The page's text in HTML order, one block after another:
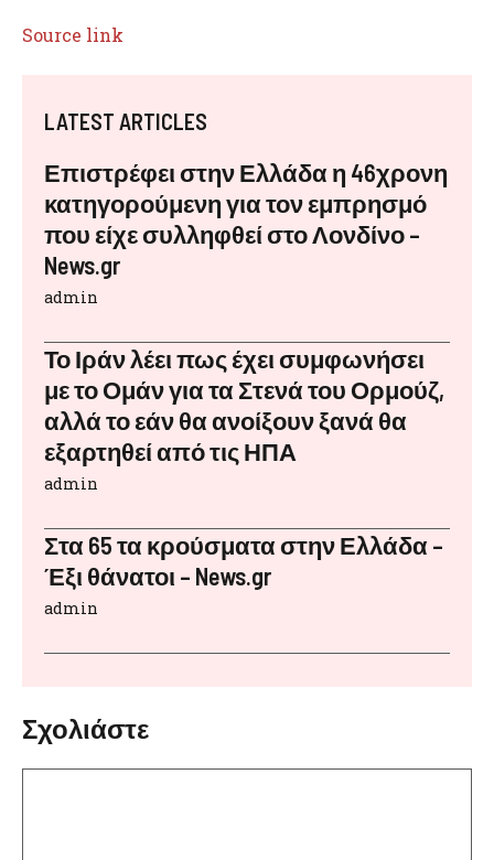
Source link
LATEST ARTICLES
Επιστρέφει στην Ελλάδα η 46χρονη
κατηγορούμενη για τον εμπρησμό
που είχε συλληφθεί στο Λονδίνο –
News.gr
admin
Το Ιράν λέει πως έχει συμφωνήσει
με το Ομάν για τα Στενά του Ορμούζ,
αλλά το εάν θα ανοίξουν ξανά θα
εξαρτηθεί από τις ΗΠΑ
admin
Στα 65 τα κρούσματα στην Ελλάδα –
Έξι θάνατοι – News.gr
admin
Σχολιάστε